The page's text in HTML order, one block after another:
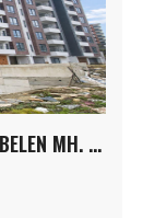
KDZ EREĞLİNİNİN GELİŞEN BÖLGESİ BELEN MH. ANAYOLA YAKIN 2+1 SATILIK DAİRE